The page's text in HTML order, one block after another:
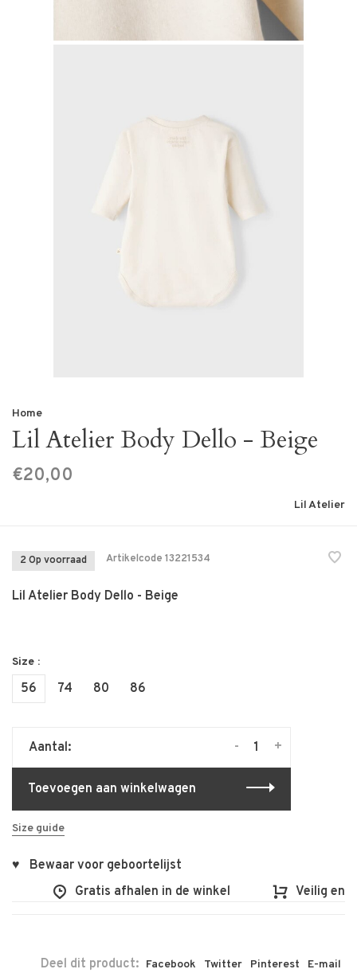
Home
Lil Atelier Body Dello - Beige
€20,00
Lil Atelier
2 Op voorraad Artikelcode 13221534
Lil Atelier Body Dello - Beige
Size :
56 74 80 86
Aantal: +
-
Toevoegen aan winkelwagen
Size guide
♥ Bewaar voor geboortelijst
Gratis afhalen in de winkel
Veilig en
Deel dit product: Facebook Twitter Pinterest E-mail